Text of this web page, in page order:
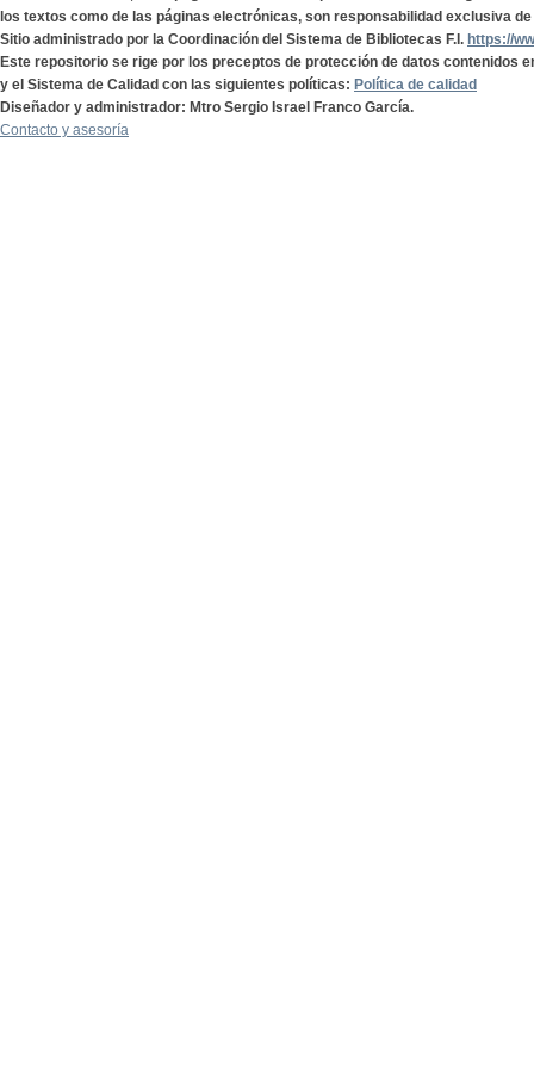
los textos como de las páginas electrónicas, son responsabilidad exclusiva
Sitio administrado por la Coordinación del Sistema de Bibliotecas F.I. https://
Este repositorio se rige por los preceptos de protección de datos contenidos
y el Sistema de Calidad con las siguientes políticas: Política de calidad
Diseñador y administrador: Mtro Sergio Israel Franco García.
Contacto y asesoría